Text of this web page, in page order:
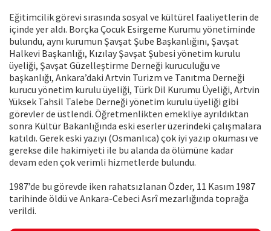
Eğitimcilik görevi sırasında sosyal ve kültürel faaliyetlerin de
içinde yer aldı. Borçka Çocuk Esirgeme Kurumu yönetiminde
bulundu, aynı kurumun Şavşat Şube Başkanlığını, Şavşat
Halkevi Başkanlığı, Kızılay Şavşat Şubesi yönetim kurulu
üyeliği, Şavşat Güzelleştirme Derneği kuruculuğu ve
başkanlığı, Ankara’daki Artvin Turizm ve Tanıtma Derneği
kurucu yönetim kurulu üyeliği, Türk Dil Kurumu Üyeliği, Artvin
Yüksek Tahsil Talebe Derneği yönetim kurulu üyeliği gibi
görevler de üstlendi. Öğretmenlikten emekliye ayrıldıktan
sonra Kültür Bakanlığında eski eserler üzerindeki çalışmalara
katıldı. Gerek eski yazıyı (Osmanlıca) çok iyi yazıp okuması ve
gerekse dile hakimiyeti ile bu alanda da ölümüne kadar
devam eden çok verimli hizmetlerde bulundu.
1987’de bu görevde iken rahatsızlanan Özder, 11 Kasım 1987
tarihinde öldü ve Ankara-Cebeci Asrî mezarlığında toprağa
verildi.